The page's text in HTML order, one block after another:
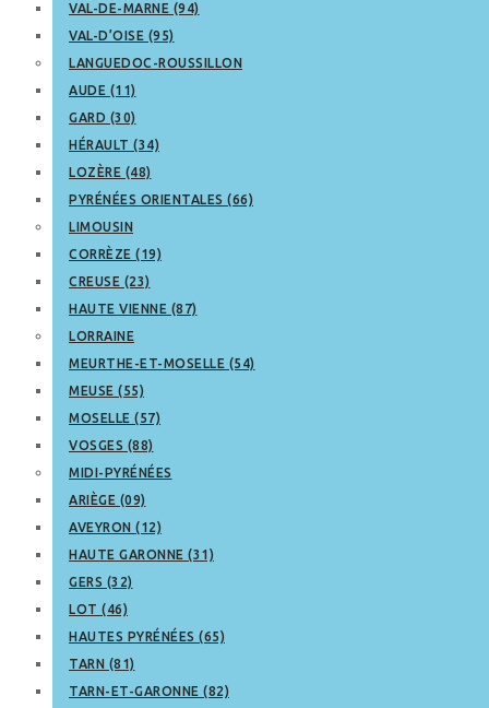
VAL-DE-MARNE (94)
VAL-D’OISE (95)
LANGUEDOC-ROUSSILLON
AUDE (11)
GARD (30)
HÉRAULT (34)
LOZÈRE (48)
PYRÉNÉES ORIENTALES (66)
LIMOUSIN
CORRÈZE (19)
CREUSE (23)
HAUTE VIENNE (87)
LORRAINE
MEURTHE-ET-MOSELLE (54)
MEUSE (55)
MOSELLE (57)
VOSGES (88)
MIDI-PYRÉNÉES
ARIÈGE (09)
AVEYRON (12)
HAUTE GARONNE (31)
GERS (32)
LOT (46)
HAUTES PYRÉNÉES (65)
TARN (81)
TARN-ET-GARONNE (82)